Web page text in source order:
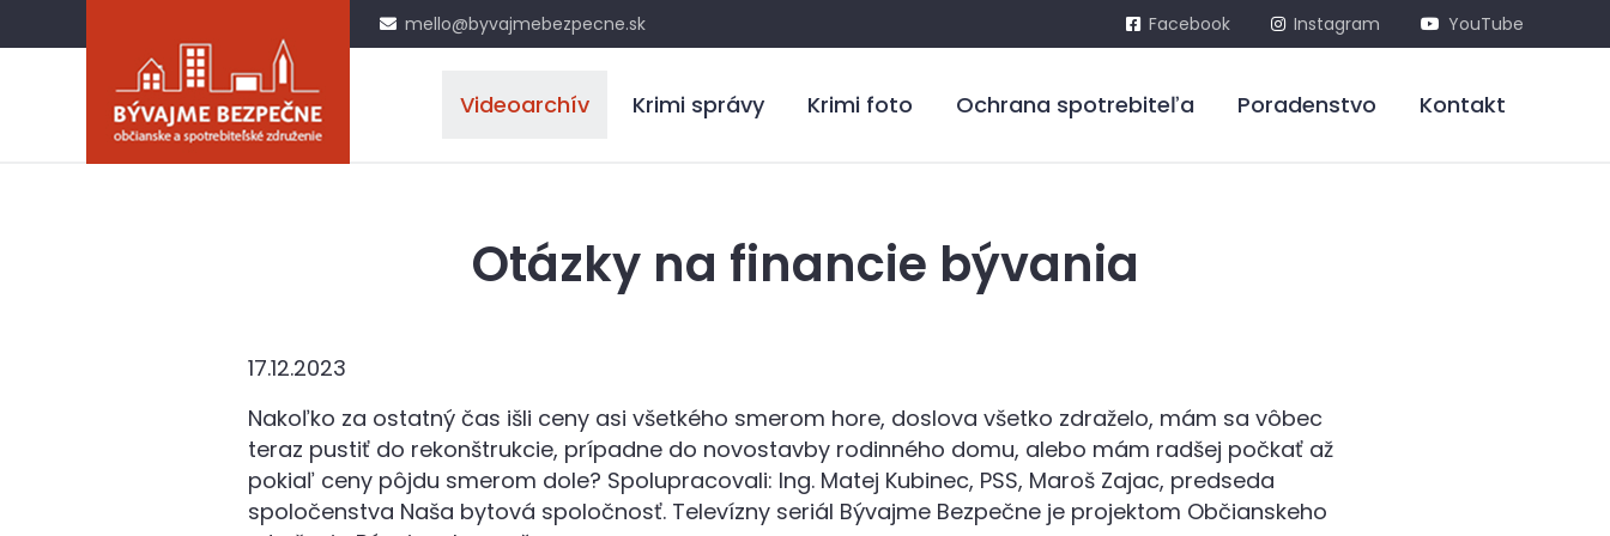
mello@byvajmebezpecne.sk Facebook Instagram YouTube
Videoarchív Krimi správy Krimi foto Ochrana spotrebiteľa Poradenstvo Kontakt
Otázky na financie bývania
17.12.2023
Nakoľko za ostatný čas išli ceny asi všetkého smerom hore, doslova všetko zdraželo, mám sa vôbec
teraz pustiť do rekonštrukcie, prípadne do novostavby rodinného domu, alebo mám radšej počkať až
pokiaľ ceny pôjdu smerom dole? Spolupracovali: Ing. Matej Kubinec, PSS, Maroš Zajac, predseda
spoločenstva Naša bytová spoločnosť. Televízny seriál Bývajme Bezpečne je projektom Občianskeho